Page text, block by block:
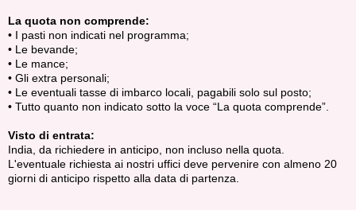
La quota non comprende:
• I pasti non indicati nel programma;
• Le bevande;
• Le mance;
• Gli extra personali;
• Le eventuali tasse di imbarco locali, pagabili solo sul posto;
• Tutto quanto non indicato sotto la voce “La quota comprende”.
Visto di entrata:
India, da richiedere in anticipo, non incluso nella quota.
L'eventuale richiesta ai nostri uffici deve pervenire con almeno 20
giorni di anticipo rispetto alla data di partenza.